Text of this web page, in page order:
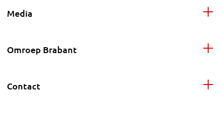
Media
Omroep Brabant
Contact